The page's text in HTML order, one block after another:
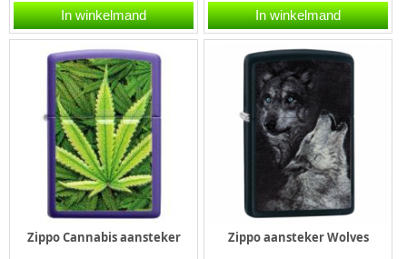
zilver. Deze Colibri
aansteker heeft 3
krachtige...
In winkelmand
aansteker. Deze Zippo
aansteker heeft een...
In winkelmand
Zippo Cannabis aansteker Zippo aansteker Wolves